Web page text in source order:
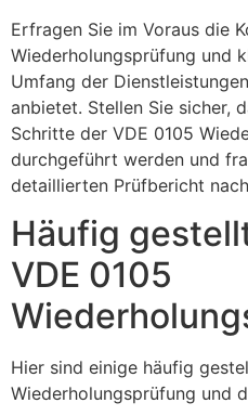
Erfragen Sie im Voraus die
Wiederholungsprüfung und
Umfang der
anbietet. Stellen Sie sicher,
Schritte der VDE 0105
durchgeführt werden und
detaillierten Prüfbericht
Häufig
VDE 0105
Hier sind einige häufig
Wiederholungsprüfung und